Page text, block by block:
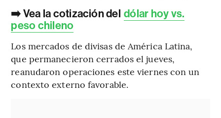
➡️ Vea la cotización del dólar hoy vs.
peso chileno
Los mercados de divisas de América Latina,
que permanecieron cerrados el jueves,
reanudaron operaciones este viernes con un
contexto externo favorable.